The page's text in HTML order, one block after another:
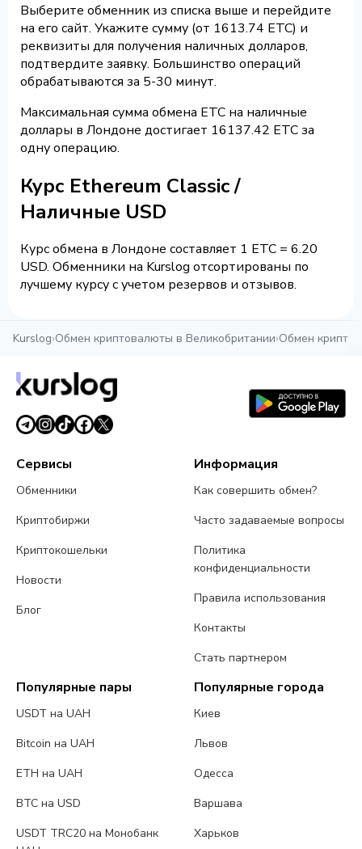
Выберите обменник из списка выше и перейдите
на его сайт. Укажите сумму (от 1613.74 ETC) и
реквизиты для получения наличных долларов,
подтвердите заявку. Большинство операций
обрабатываются за 5-30 минут.
Максимальная сумма обмена ETC на наличные
доллары в Лондоне достигает 16137.42 ETC за
одну операцию.
Курс Ethereum Classic /
Наличные USD
Курс обмена в Лондоне составляет 1 ETC = 6.20
USD. Обменники на Kurslog отсортированы по
лучшему курсу с учетом резервов и отзывов.
Kurslog›Обмен криптовалюты в Великобритании›Обмен
Сервисы
Обменники
Криптобиржи
Криптокошельки
Новости
Блог
Информация
Как совершить обмен?
Часто задаваемые вопросы
Политика
конфиденциальности
Правила использования
Контакты
Стать партнером
Популярные пары
USDT на UAH
Bitcoin на UAH
ETH на UAH
BTC на USD
USDT TRC20 на Монобанк
Популярные города
Киев
Львов
Одесса
Варшава
Харьков